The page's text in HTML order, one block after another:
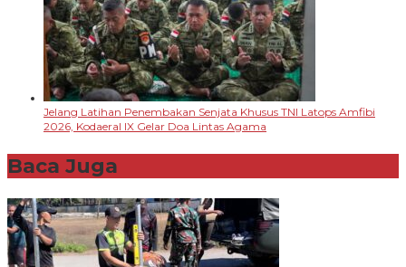
Jelang Latihan Penembakan Senjata Khusus TNI Latops Amfibi
2026, Kodaeral IX Gelar Doa Lintas Agama
Baca Juga